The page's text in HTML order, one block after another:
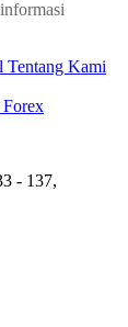
Tentang Kami
- 137,